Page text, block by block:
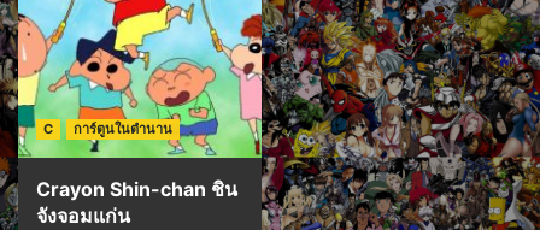
C การ์ตูนในตำนาน
Crayon Shin-chan ชิน
จังจอมแก่น